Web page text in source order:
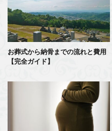
お葬式から納骨までの流れと費用
【完全ガイド】